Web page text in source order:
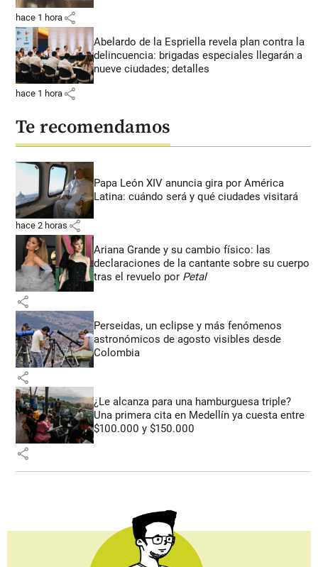
hace 1 hora share
Abelardo de la Espriella revela plan contra la
delincuencia: brigadas especiales llegarán a
nueve ciudades; detalles
hace 1 hora share
Te recomendamos
Papa León XIV anuncia gira por América
Latina: cuándo será y qué ciudades visitará
hace 2 horas share
Ariana Grande y su cambio físico: las
declaraciones de la cantante sobre su cuerpo
tras el revuelo por Petal
share
Perseidas, un eclipse y más fenómenos
astronómicos de agosto visibles desde
Colombia
share
¿Le alcanza para una hamburguesa triple?
Una primera cita en Medellín ya cuesta entre
$100.000 y $150.000
share